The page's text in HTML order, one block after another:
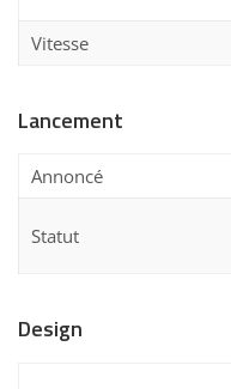
Vitesse
Lancement
Annoncé
Statut
Design